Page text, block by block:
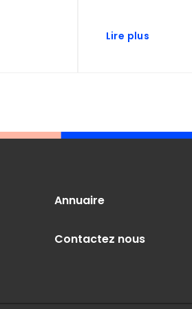
Lire plus
Annuaire
Contactez nous